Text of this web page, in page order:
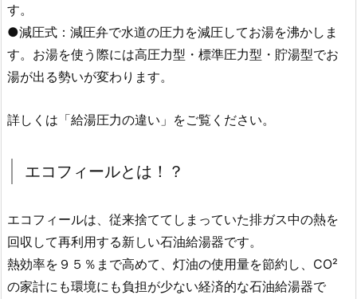
す。
●減圧式：減圧弁で水道の圧力を減圧してお湯を沸かしま
す。お湯を使う際には高圧力型・標準圧力型・貯湯型でお
湯が出る勢いが変わります。
詳しくは「給湯圧力の違い」をご覧ください。
エコフィールとは！？
エコフィールは、従来捨ててしまっていた排ガス中の熱を
回収して再利用する新しい石油給湯器です。
熱効率を９５％まで高めて、灯油の使用量を節約し、CO²
の家計にも環境にも負担が少ない経済的な石油給湯器で